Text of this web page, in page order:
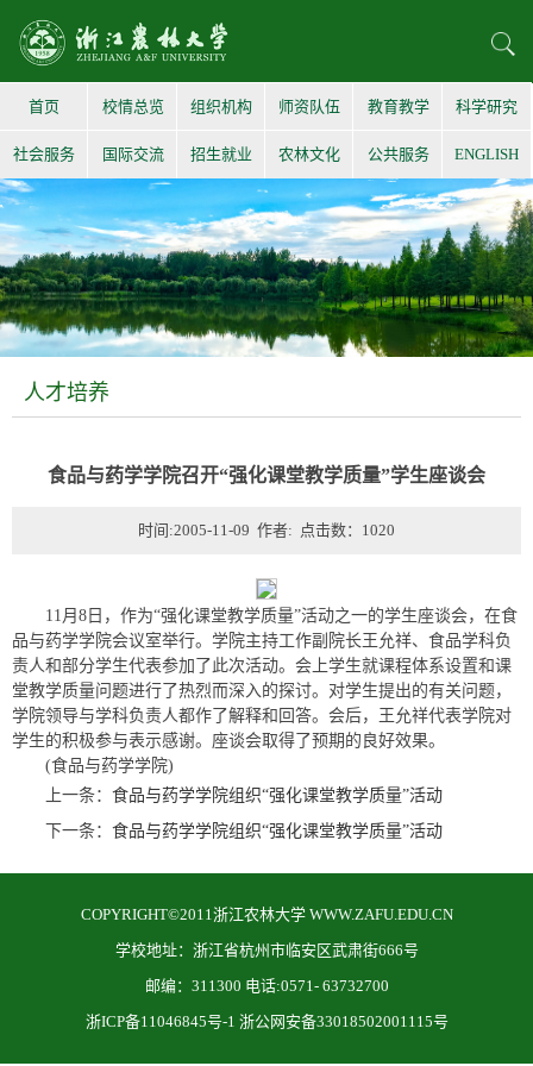
首页 校情总览 组织机构 师资队伍 教育教学 科学研究
社会服务 国际交流 招生就业 农林文化 公共服务 ENGLISH
人才培养
食品与药学学院召开“强化课堂教学质量”学生座谈会
时间:2005-11-09 作者: 点击数： 1020
11月8日，作为“强化课堂教学质量”活动之一的学生座谈会，在食
品与药学学院会议室举行。学院主持工作副院长王允祥、食品学科负
责人和部分学生代表参加了此次活动。会上学生就课程体系设置和课
堂教学质量问题进行了热烈而深入的探讨。对学生提出的有关问题，
学院领导与学科负责人都作了解释和回答。会后，王允祥代表学院对
学生的积极参与表示感谢。座谈会取得了预期的良好效果。
(食品与药学学院)
上一条： 食品与药学学院组织“强化课堂教学质量”活动
下一条： 食品与药学学院组织“强化课堂教学质量”活动
COPYRIGHT©2011浙江农林大学 WWW.ZAFU.EDU.CN
学校地址：浙江省杭州市临安区武肃街666号
邮编：311300 电话:0571- 63732700
浙ICP备11046845号-1 浙公网安备33018502001115号